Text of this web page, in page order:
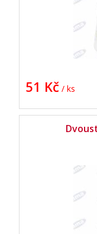
51 Kč / ks